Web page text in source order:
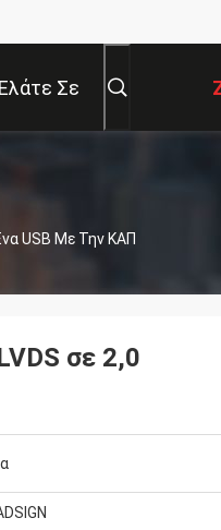
Σε
USB Με Την ΚΑΠ
σε 2,0